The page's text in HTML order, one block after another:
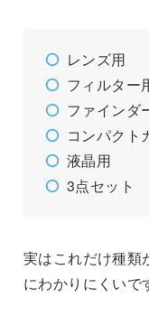
レンズ用
フィルター
ファインダ
コンパクト
液晶用
3点セット
実はこれだけ種類
にわかりにくいで